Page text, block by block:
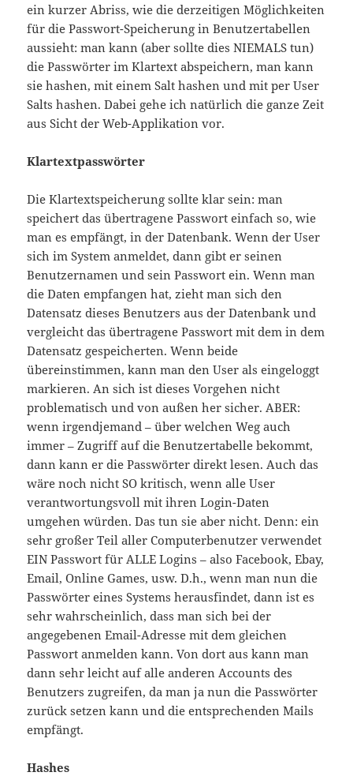
ein kurzer Abriss, wie die derzeitigen Möglichkeiten
für die Passwort-Speicherung in Benutzertabellen
aussieht: man kann (aber sollte dies NIEMALS tun)
die Passwörter im Klartext abspeichern, man kann
sie hashen, mit einem Salt hashen und mit per User
Salts hashen. Dabei gehe ich natürlich die ganze Zeit
aus Sicht der Web-Applikation vor.
Klartextpasswörter
Die Klartextspeicherung sollte klar sein: man
speichert das übertragene Passwort einfach so, wie
man es empfängt, in der Datenbank. Wenn der User
sich im System anmeldet, dann gibt er seinen
Benutzernamen und sein Passwort ein. Wenn man
die Daten empfangen hat, zieht man sich den
Datensatz dieses Benutzers aus der Datenbank und
vergleicht das übertragene Passwort mit dem in dem
Datensatz gespeicherten. Wenn beide
übereinstimmen, kann man den User als eingeloggt
markieren. An sich ist dieses Vorgehen nicht
problematisch und von außen her sicher. ABER:
wenn irgendjemand – über welchen Weg auch
immer – Zugriff auf die Benutzertabelle bekommt,
dann kann er die Passwörter direkt lesen. Auch das
wäre noch nicht SO kritisch, wenn alle User
verantwortungsvoll mit ihren Login-Daten
umgehen würden. Das tun sie aber nicht. Denn: ein
sehr großer Teil aller Computerbenutzer verwendet
EIN Passwort für ALLE Logins – also Facebook, Ebay,
Email, Online Games, usw. D.h., wenn man nun die
Passwörter eines Systems herausfindet, dann ist es
sehr wahrscheinlich, dass man sich bei der
angegebenen Email-Adresse mit dem gleichen
Passwort anmelden kann. Von dort aus kann man
dann sehr leicht auf alle anderen Accounts des
Benutzers zugreifen, da man ja nun die Passwörter
zurück setzen kann und die entsprechenden Mails
empfängt.
Hashes